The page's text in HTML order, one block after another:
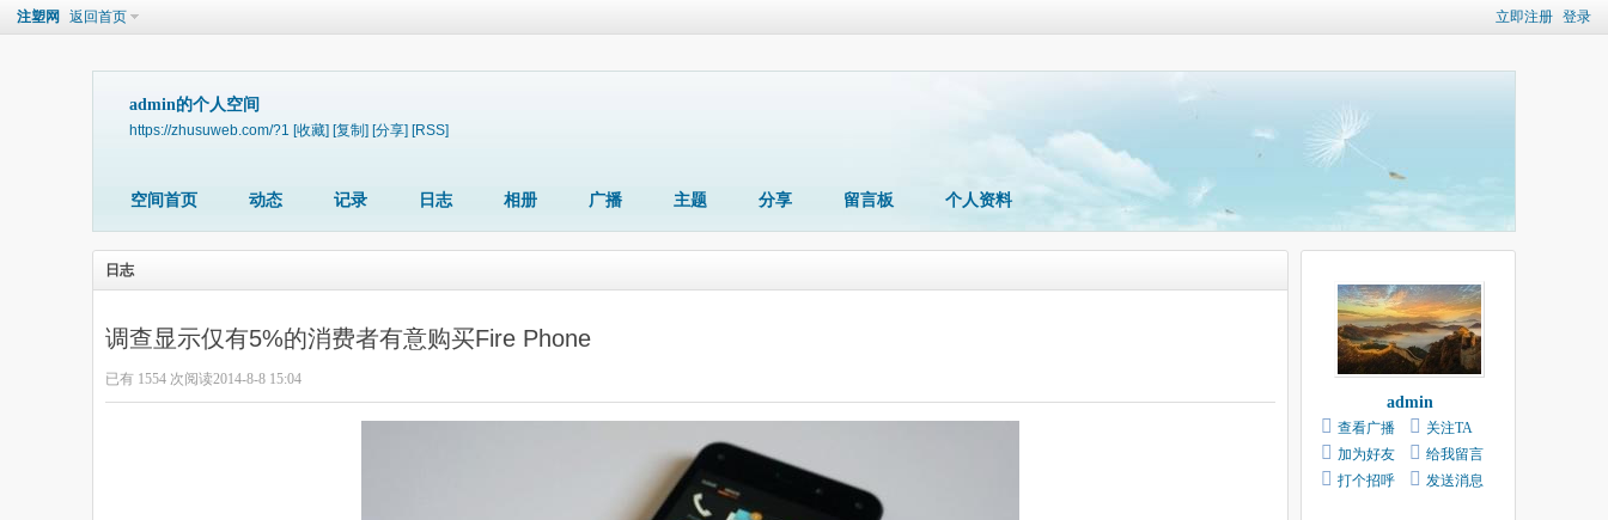
立即注册 登录
注塑网 返回首页
admin的个人空间
https://zhusuweb.com/?1 [收藏] [复制] [分享] [RSS]
空间首页 动态 记录 日志 相册 广播 主题 分享 留言板 个人资料
日志
调查显示仅有5%的消费者有意购买Fire Phone
已有 1554 次阅读2014-8-8 15:04
admin
查看广播
关注TA
加为好友
给我留言
打个招呼
发送消息